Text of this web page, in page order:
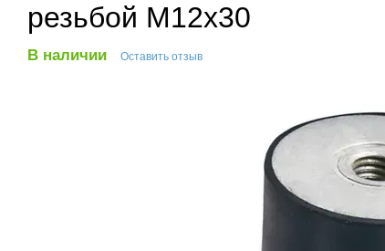
резьбой M12х30
В наличии Оставить отзыв